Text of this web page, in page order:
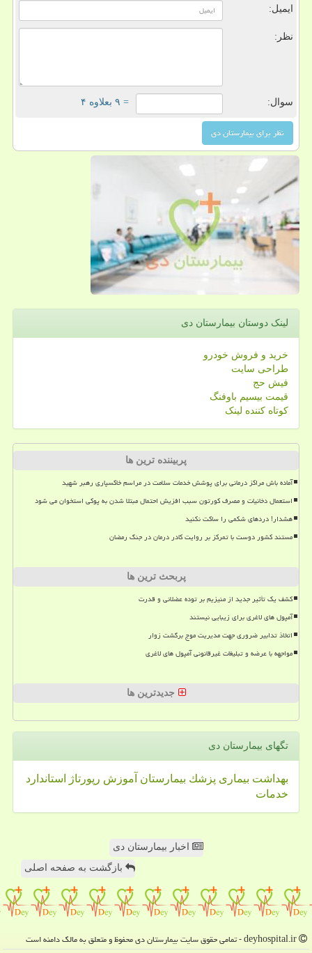
ایمیل:
نظر:
سوال: = ۹ بعلاوه ۴
لینک دوستان بیمارستان دی
خرید و فروش خودرو
طراحی سایت
فیش حج
قیمت بیسیم باوفنگ
کوتاه کننده لینک
پربیننده ترین ها
آماده باش مراکز درمانی برای پوشش خدمات سلامت در مراسم خاکسپاری رهبر شهید
استعمال دخانیات و مصرف کورتون سبب افزیش احتمال مبتلا شدن به پوکی استخوان می شود
هشدار! دردهای شکمی را ساکت نکنید
مستند کشور دوست با تمرکز بر روایت کادر درمان در جنگ رمضان
پربحث ترین ها
کشف یک تأثیر جدید از منیزیم بر توده عضلانی و قدرت
آمپول های لاغری برای زیبایی نیستند
اتخاذ تدابیر ضروری جهت مدیریت موج برگشت زوار
مواجهه با عرضه و تبلیغات غیرقانونی آمپول های لاغری
جدیدترین ها
تگهای بیمارستان دی
بهداشت بیماری پزشك بیمارستان آموزش رپورتاژ
استاندارد
خدمات
اخبار بیمارستان دی
بازگشت به صفحه اصلی